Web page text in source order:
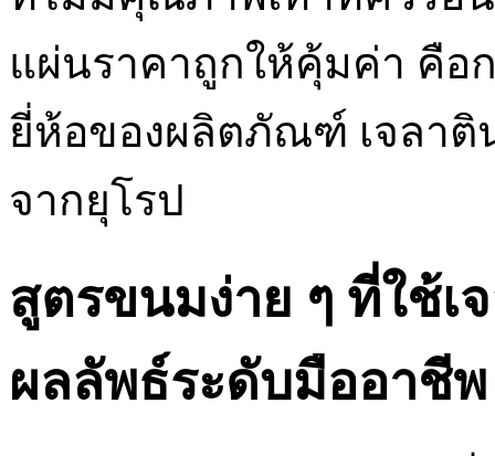
แผ่นราคาถูกให้คุ้มค่า คือ
ยี่ห้อของผลิตภัณฑ์ เจลา
จากยุโรป
สูตรขนมง่าย ๆ ที่ใช้
ผลลัพธ์ระดับมืออาชีพ